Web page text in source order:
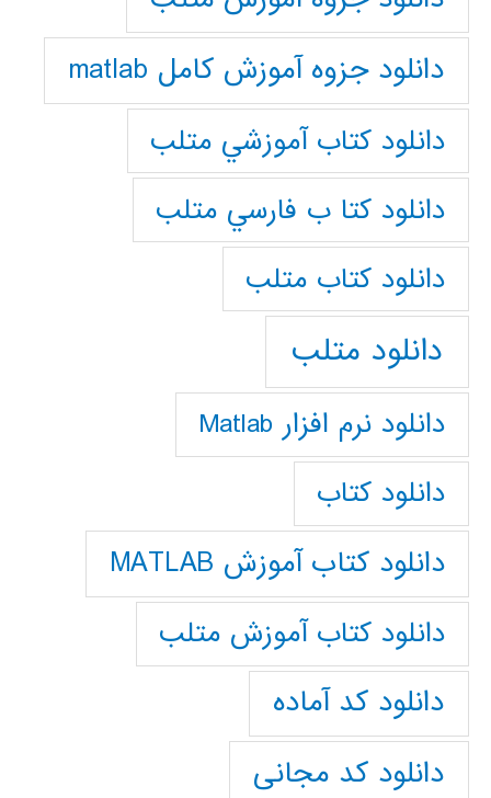
دانلود جزوه آموزش کامل matlab
دانلود كتاب آموزشي متلب
دانلود كتا ب فارسي متلب
دانلود كتاب متلب
دانلود متلب
دانلود نرم افزار Matlab
دانلود کتاب
دانلود کتاب آموزش MATLAB
دانلود کتاب آموزش متلب
دانلود کد آماده
دانلود کد مجانی